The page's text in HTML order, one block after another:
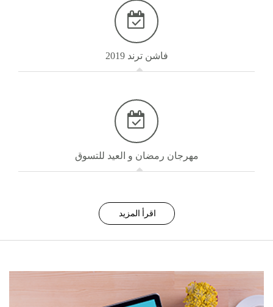
فاشن ترند 2019
مهرجان رمضان و العيد للتسوق
اقرأ المزيد